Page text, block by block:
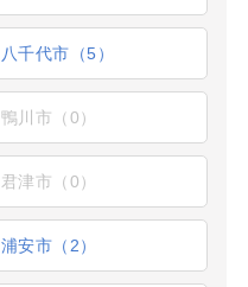
八千代市（5）
鴨川市（0）
君津市（0）
浦安市（2）